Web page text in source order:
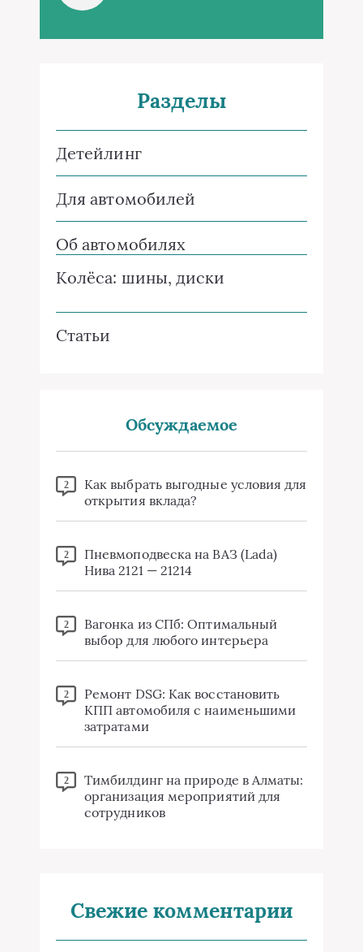
Разделы
Детейлинг
Для автомобилей
Об автомобилях
Колёса: шины, диски
Статьи
Обсуждаемое
2
Как выбрать выгодные условия для
открытия вклада?
2
Пневмоподвеска на ВАЗ (Lada)
Нива 2121 — 21214
2
Вагонка из СПб: Оптимальный
выбор для любого интерьера
2
Ремонт DSG: Как восстановить
КПП автомобиля с наименьшими
затратами
2
Тимбилдинг на природе в Алматы:
организация мероприятий для
сотрудников
Свежие комментарии